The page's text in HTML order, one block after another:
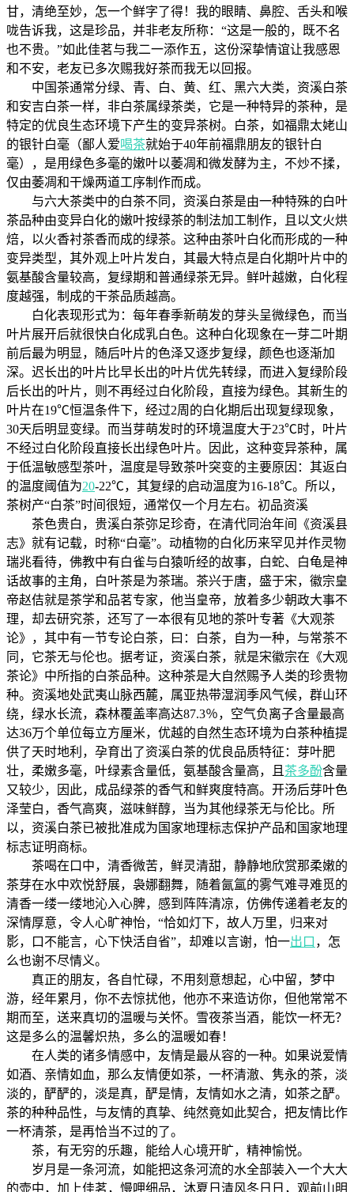
甘，清绝至妙，怎一个鲜字了得！我的眼睛、鼻腔、舌头和喉
咙告诉我，这是珍品，并非老友所称：“这是一般的，既不名
也不贵。”如此佳茗与我二一添作五，这份深挚情谊让我感恩
和不安，老友已多次赐我好茶而我无以回报。
中国茶通常分绿、青、白、黄、红、黑六大类，资溪白茶
和安吉白茶一样，非白茶属绿茶类，它是一种特异的茶种，是
特定的优良生态环境下产生的变异茶树。白茶，如福鼎太姥山
的银针白毫（鄙人爱喝茶就始于40年前福鼎朋友的银针白
毫），是用绿色多毫的嫩叶以萎凋和微发酵为主，不炒不揉，
仅由萎凋和干燥两道工序制作而成。
与六大茶类中的白茶不同，资溪白茶是由一种特殊的白叶
茶品种由变异白化的嫩叶按绿茶的制法加工制作，且以文火烘
焙，以火香衬茶香而成的绿茶。这种由茶叶白化而形成的一种
变异类型，其外观上叶片发白，其最大特点是白化期叶片中的
氨基酸含量较高，复绿期和普通绿茶无异。鲜叶越嫩，白化程
度越强，制成的干茶品质越高。
白化表现形式为：每年春季新萌发的芽头呈微绿色，而当
叶片展开后就很快白化成乳白色。这种白化现象在一芽二叶期
前后最为明显，随后叶片的色泽又逐步复绿，颜色也逐渐加
深。迟长出的叶片比早长出的叶片优先转绿，而进入复绿阶段
后长出的叶片，则不再经过白化阶段，直接为绿色。其新生的
叶片在19℃恒温条件下，经过2周的白化期后出现复绿现象，
30天后明显变绿。而当芽萌发时的环境温度大于23℃时，叶片
不经过白化阶段直接长出绿色叶片。因此，这种变异茶种，属
于低温敏感型茶叶，温度是导致茶叶突变的主要原因：其返白
的温度阈值为20-22℃，其复绿的启动温度为16-18℃。所以，
茶树产“白茶”时间很短，通常仅一个月左右。初品资溪
茶色贵白，贵溪白茶弥足珍奇，在清代同治年间《资溪县
志》就有记载，时称“白毫”。动植物的白化历来罕见并作灵物
瑞兆看待，佛教中有白雀与白猿听经的故事，白蛇、白龟是神
话故事的主角，白叶茶是为茶瑞。茶兴于唐，盛于宋，徽宗皇
帝赵佶就是茶学和品茗专家，他当皇帝，放着多少朝政大事不
理，却去研究茶，还写了一本很有见地的茶叶专著《大观茶
论》，其中有一节专论白茶，曰：白茶，自为一种，与常茶不
同，它茶无与伦也。据考证，资溪白茶，就是宋徽宗在《大观
茶论》中所指的白茶品种。这种茶是大自然赐予人类的珍贵物
种。资溪地处武夷山脉西麓，属亚热带湿润季风气候，群山环
绕，绿水长流，森林覆盖率高达87.3％，空气负离子含量最高
达36万个单位每立方厘米，优越的自然生态环境为白茶种植提
供了天时地利，孕育出了资溪白茶的优良品质特征：芽叶肥
壮，柔嫩多毫，叶绿素含量低，氨基酸含量高，且 茶多酚含量
又较少，因此，成品绿茶的香气和鲜爽度特高。开汤后芽叶色
泽莹白，香气高爽，滋味鲜醇，当为其他绿茶无与伦比。所
以，资溪白茶已被批准成为国家地理标志保护产品和国家地理
标志证明商标。
茶喝在口中，清香微苦，鲜灵清甜，静静地欣赏那柔嫩的
茶芽在水中欢悦舒展，袅娜翻舞，随着氤氲的雾气难寻难觅的
清香一缕一缕地沁入心脾，感到阵阵清凉，仿佛传递着老友的
深情厚意，令人心旷神怡，“恰如灯下，故人万里，归来对
影，口不能言，心下快活自省”，却难以言谢，怕一出口 ，怎
么也谢不尽情义。
真正的朋友，各自忙碌，不用刻意想起，心中留，梦中
游，经年累月，你不去惊扰他，他亦不来造访你，但他常常不
期而至，送来真切的温暖与关怀。雪夜茶当酒，能饮一杯无？
这是多么的温馨炽热，多么的温暖如春！
在人类的诸多情感中，友情是最从容的一种。如果说爱情
如酒、亲情如血，那么友情便如茶，一杯清澈、隽永的茶，淡
淡的，酽酽的，淡是真，酽是情，友情如水之清，如茶之酽。
茶的种种品性，与友情的真挚、纯然竟如此契合，把友情比作
一杯清茶，是再恰当不过的了。
茶，有无穷的乐趣，能给人心境开旷，精神愉悦。
岁月是一条河流，如能把这条河流的水全部装入一个大大
的壶中，加上佳茗，慢呷细品，沐夏日清风冬日日，观前山明